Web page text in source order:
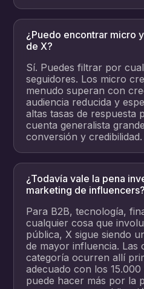
¿Puedo encontrar micro
de X?
Sí. Puedes filtrar por
seguidores. Los micro
menudo superan con
audiencia reducida y
altas tasas de respuesta
cuenta generalista
conversión y credibilidad.
¿Todavía vale la pena
marketing de influencers?
Para B2B, tecnología,
cualquier cosa que
pública, X sigue siendo
de mayor influencia. Las
categoría ocurren allí
adecuado con los
puede hacer más por la